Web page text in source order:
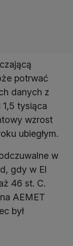
potrwać
danych z
1,5 tysiąca
wzrost
ubiegłym.
w
gdy w El
46 st. C.
AEMET
był